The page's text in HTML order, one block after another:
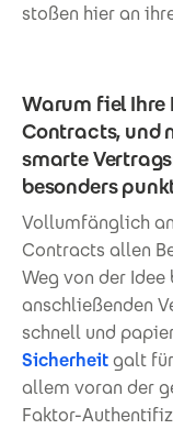
stoßen hier an
Warum fiel
Contracts, und
smarte
besonders
Vollumfänglich
Contracts allen
Weg von der
anschließenden
schnell und
Sicherheitgalt
allem voran der
Faktor-